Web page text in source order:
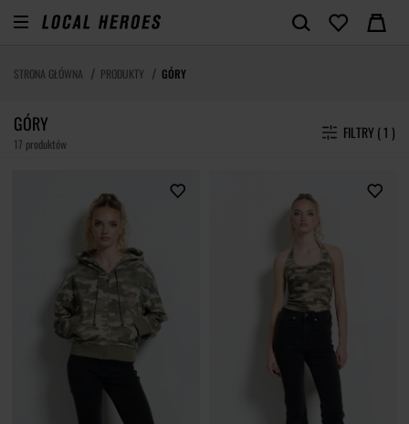
STRONA GŁÓWNA PRODUKTY GÓRY
GÓRY
17 produktów
FILTRY ( 1 )